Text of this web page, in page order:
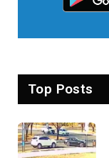
Top Posts